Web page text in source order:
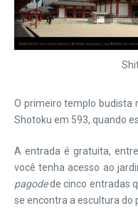
O primeiro templo budista
Shotoku em 593, quando
A entrada é gratuita,
você tenha acesso ao
pagodede cinco entradas
se encontra a escultura do